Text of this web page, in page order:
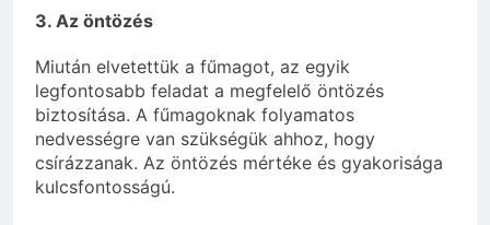
3. Az öntözés
Miután elvetettük a fűmagot, az egyik
legfontosabb feladat a megfelelő öntözés
biztosítása. A fűmagoknak folyamatos
nedvességre van szükségük ahhoz, hogy
csírázzanak. Az öntözés mértéke és gyakorisága
kulcsfontosságú.